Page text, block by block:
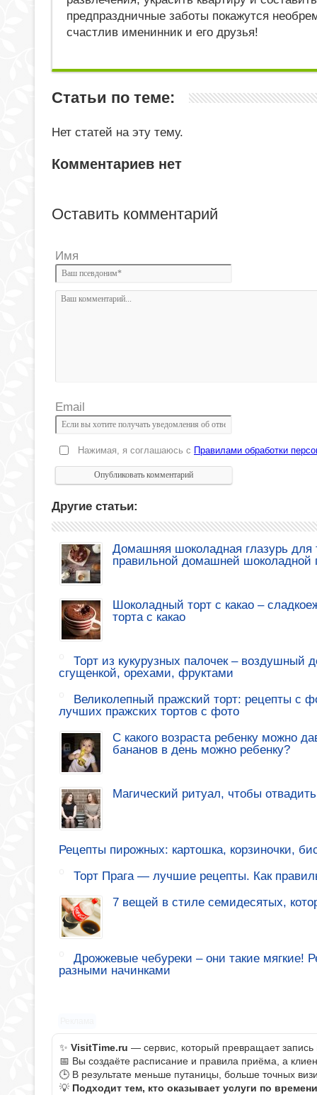
предпраздничные заботы покажутся
счастлив именинник и его друзья!
Статьи по теме:
Нет статей на эту тему.
Комментариев нет
Оставить комментарий
Имя
Email
Нажимая, я соглашаюсь с Правилами обработки
Другие статьи:
Домашняя шоколадная глазурь для
правильной домашней шоколадной
Шоколадный торт с какао –
торта с какао
Торт из кукурузных палочек – воздушный
сгущенкой, орехами, фруктами
Великолепный пражский торт: рецепты с
лучших пражских тортов с фото
С какого возраста ребенку можно
бананов в день можно ребенку?
Магический ритуал, чтобы
Рецепты пирожных: картошка, корзиночки,
Торт Прага — лучшие рецепты. Как
7 вещей в стиле семидесятых,
Дрожжевые чебуреки – они такие мягкие!
разными начинками
✨ VisitTime.ru — сервис, который превращает
📅 Вы создаёте расписание и правила приёма, а
🕒 В результате меньше путаницы, больше точных
💡 Подходит тем, кто оказывает услуги по